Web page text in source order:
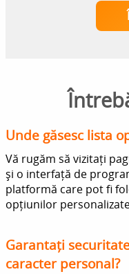
Unde găsesc lista
Vă rugăm să vizitați
și o interfață de
platformă care pot fi
opțiunilor
Garantați
caracter personal?